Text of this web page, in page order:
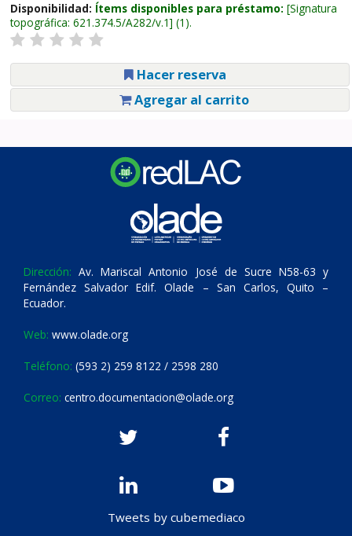
Disponibilidad: Ítems disponibles para préstamo: Signatura
topográfica: 621.374.5/A282/v.1 (1).
Hacer reserva
Agregar al carrito
Dirección: Av. Mariscal Antonio José de Sucre N58-63 y
Fernández Salvador Edif. Olade – San Carlos, Quito –
Ecuador.
Web: www.olade.org
Teléfono: (593 2) 259 8122 / 2598 280
Correo: centro.documentacion@olade.org
Tweets by cubemediaco